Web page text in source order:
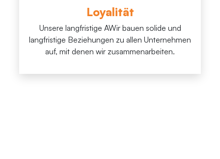
Loyalität
Unsere langfristige AWir bauen solide und
langfristige Beziehungen zu allen Unternehmen
auf, mit denen wir zusammenarbeiten.